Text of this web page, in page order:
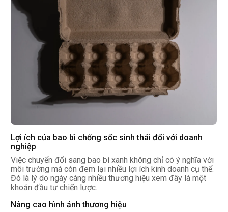
Lợi ích của bao bì chống sốc sinh thái đối với doanh
nghiệp
Việc chuyển đổi sang bao bì xanh không chỉ có ý nghĩa với
môi trường mà còn đem lại nhiều lợi ích kinh doanh cụ thể.
Đó là lý do ngày càng nhiều thương hiệu xem đây là một
khoản đầu tư chiến lược.
Nâng cao hình ảnh thương hiệu